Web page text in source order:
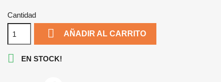
Cantidad
 AÑADIR AL CARRITO
 EN STOCK!